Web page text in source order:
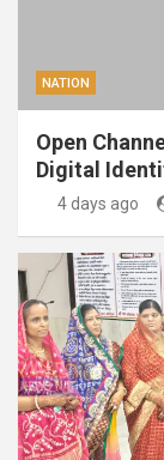
NATION
Open
Digital
4 days ago